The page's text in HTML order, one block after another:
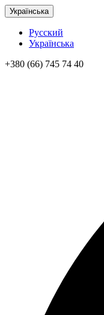
Українська
Русский
Українська
+380 (66) 745 74 40